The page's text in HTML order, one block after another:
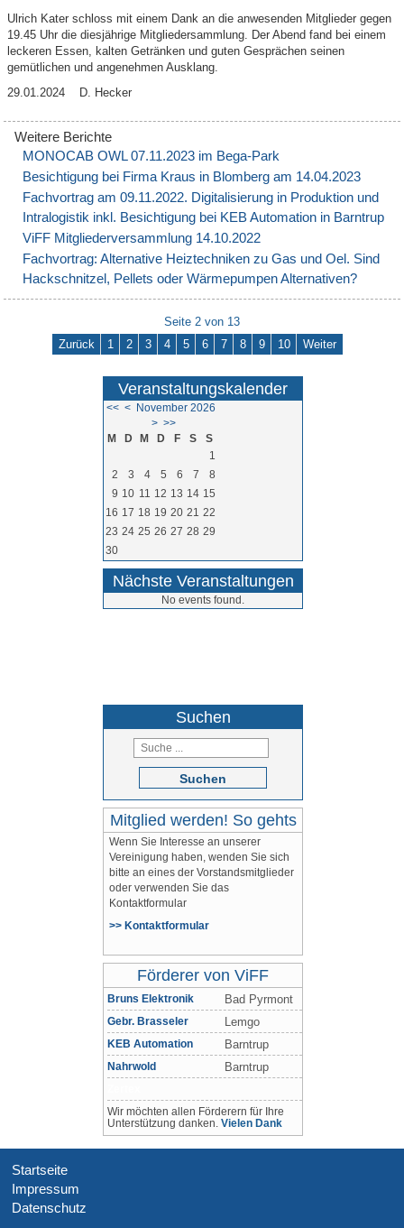
Ulrich Kater schloss mit einem Dank an die anwesenden Mitglieder gegen
19.45 Uhr die diesjährige Mitgliedersammlung. Der Abend fand bei einem
leckeren Essen, kalten Getränken und guten Gesprächen seinen
gemütlichen und angenehmen Ausklang.
29.01.2024 D. Hecker
MONOCAB OWL 07.11.2023 im Bega-Park
Besichtigung bei Firma Kraus in Blomberg am 14.04.2023
Fachvortrag am 09.11.2022. Digitalisierung in Produktion und
Intralogistik inkl. Besichtigung bei KEB Automation in Barntrup
ViFF Mitgliederversammlung 14.10.2022
Fachvortrag: Alternative Heiztechniken zu Gas und Oel. Sind
Hackschnitzel, Pellets oder Wärmepumpen Alternativen?
Seite 2 von 13
Zurück
1 2 3 4 5 6 7 8 9 10 Weiter
Veranstaltungskalender
<< <
November 2026
> >>
M
D M D F S
S
1
2
3 4 5 6 7
8
9 10 11 12 13 14 15
16 17 18 19 20 21 22
23 24 25 26 27 28 29
30
Nächste Veranstaltungen
No events found.
Suchen
Suchen
Mitglied werden! So gehts
Wenn Sie Interesse an unserer
Vereinigung haben, wenden Sie sich
bitte an eines der Vorstandsmitglieder
oder verwenden Sie das
Kontaktformular
>> Kontaktformular
Förderer von ViFF
Bruns Elektronik Bad Pyrmont
Gebr. Brasseler Lemgo
KEB Automation Barntrup
Nahrwold Barntrup
Wir möchten allen Förderern für Ihre
Unterstützung danken. Vielen Dank
Startseite
Impressum
Datenschutz